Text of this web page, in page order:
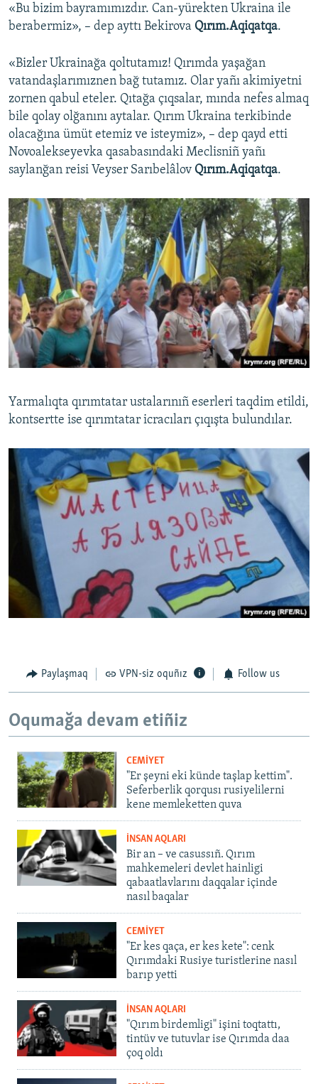
«Bu bizim bayramımızdır. Can-yürekten Ukraina ile
berabermiz», – dep ayttı Bekirova Qırım.Aqiqatqa.
«Bizler Ukrainağa qoltutamız! Qırımda yaşağan
vatandaşlarımıznen bağ tutamız. Olar yañı akimiyetni
zornen qabul eteler. Qıtağa çıqsalar, mında nefes almaq
bile qolay olğanını aytalar. Qırım Ukraina terkibinde
olacağına ümüt etemiz ve isteymiz», – dep qayd etti
Novoalekseyevka qasabasındaki Meclisniñ yañı
saylanğan reisi Veyser Sarıbelâlov Qırım.Aqiqatqa.
Yarmalıqta qırımtatar ustalarınıñ eserleri taqdim etildi,
kontsertte ise qırımtatar icracıları çıqışta bulundılar.
Paylaşmaq VPN-siz oquñız Follow us
Oqumağa devam etiñiz
CEMİYET
"Er şeyni eki künde taşlap kettim".
Seferberlik qorqusı rusiyelilerni
kene memleketten quva
İNSAN AQLARI
Bir an – ve casussıñ. Qırım
mahkemeleri devlet hainligi
qabaatlavlarını daqqalar içinde
nasıl baqalar
CEMİYET
"Er kes qaça, er kes kete": cenk
Qırımdaki Rusiye turistlerine nasıl
barıp yetti
İNSAN AQLARI
"Qırım birdemligi" işini toqtattı,
tintüv ve tutuvlar ise Qırımda daa
çoq oldı